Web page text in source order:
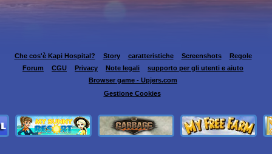
Che cos'è Kapi Hospital? Story caratteristiche Screenshots
Regole
Forum
CGU Privacy Note legali
supporto per gli utenti e aiuto
Browser game - Upjers.com
Gestione Cookies